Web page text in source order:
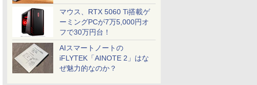
マウス、RTX 5060 Ti搭載ゲ
ーミングPCが7万5,000円オ
フで30万円台！
AIスマートノートの
iFLYTEK「AINOTE 2」はな
ぜ魅力的なのか？